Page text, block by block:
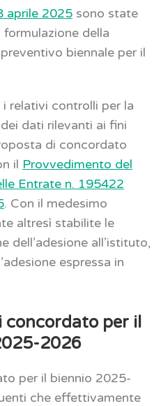
aprile 2025 sono state
della
biennale per il
relativi controlli per la
dati rilevanti ai fini
di concordato
il Provvedimento del
Entrate n. 195422
. Con il medesimo
altresì stabilite le
dell’adesione all’istituto,
espressa in
concordato per il
2026
per il biennio 2025-
che effettivamente